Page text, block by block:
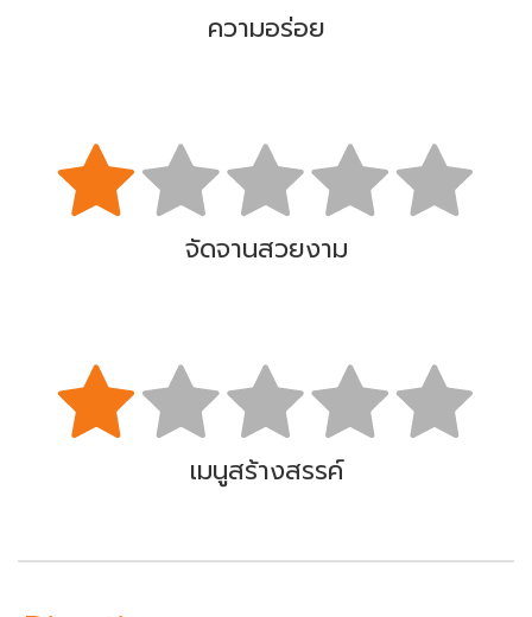
ความอร่อย
จัดจานสวยงาม
เมนูสร้างสรรค์